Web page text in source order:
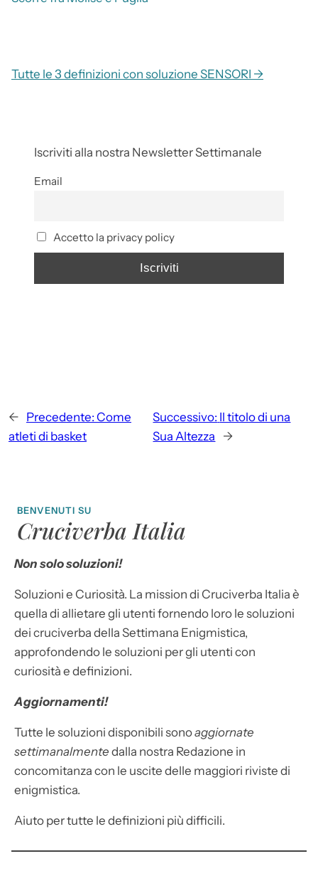
Tutte le 3 definizioni con soluzione SENSORI →
Iscriviti alla nostra Newsletter Settimanale
Email
Accetto la privacy policy
← Precedente: Come
atleti di basket
Successivo: Il titolo di una
Sua Altezza
→
BENVENUTI SU
Cruciverba Italia
Non solo soluzioni!
Soluzioni e Curiosità. La mission di Cruciverba Italia è
quella di allietare gli utenti fornendo loro le soluzioni
dei cruciverba della Settimana Enigmistica,
approfondendo le soluzioni per gli utenti con
curiosità e definizioni.
Aggiornamenti!
Tutte le soluzioni disponibili sonoaggiornate
settimanalmente dalla nostra Redazione in
concomitanza con le uscite delle maggiori riviste di
enigmistica.
Aiuto per tutte le definizioni più difficili.